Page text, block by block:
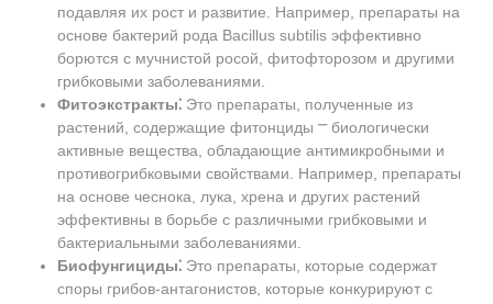
подавляя их рост и развитие. Например, препараты на
основе бактерий рода Bacillus subtilis эффективно
борются с мучнистой росой, фитофторозом и другими
грибковыми заболеваниями.
Фитоэкстракты⁚ Это препараты, полученные из
растений, содержащие фитонциды ⎻ биологически
активные вещества, обладающие антимикробными и
противогрибковыми свойствами. Например, препараты
на основе чеснока, лука, хрена и других растений
эффективны в борьбе с различными грибковыми и
бактериальными заболеваниями.
Биофунгициды⁚ Это препараты, которые содержат
споры грибов-антагонистов, которые конкурируют с